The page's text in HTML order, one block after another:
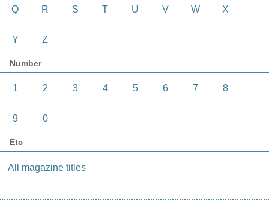
Q R S T U V W X
Y Z
Number
1 2 3 4 5 6 7 8
9 0
Etc
All magazine titles